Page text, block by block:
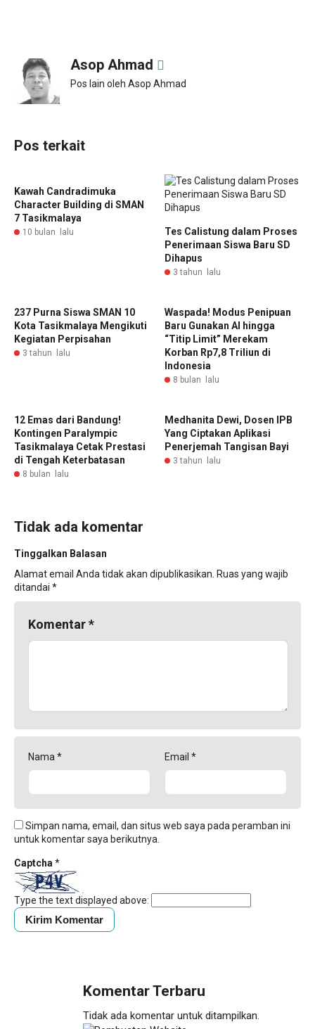
Asop Ahmad
Pos lain oleh Asop Ahmad
Pos terkait
Kawah Candradimuka
Character Building di SMAN
7 Tasikmalaya
10 bulan lalu
Tes Calistung dalam Proses
Penerimaan Siswa Baru SD
Dihapus
3 tahun lalu
237 Purna Siswa SMAN 10
Kota Tasikmalaya Mengikuti
Kegiatan Perpisahan
3 tahun lalu
Waspada! Modus Penipuan
Baru Gunakan AI hingga
“Titip Limit” Merekam
Korban Rp7,8 Triliun di
Indonesia
8 bulan lalu
12 Emas dari Bandung!
Kontingen Paralympic
Tasikmalaya Cetak Prestasi
di Tengah Keterbatasan
8 bulan lalu
Medhanita Dewi, Dosen IPB
Yang Ciptakan Aplikasi
Penerjemah Tangisan Bayi
3 tahun lalu
Tidak ada komentar
Tinggalkan Balasan
Alamat email Anda tidak akan dipublikasikan. Ruas yang wajib
ditandai *
Komentar*
Nama * Email *
Simpan nama, email, dan situs web saya pada peramban ini
untuk komentar saya berikutnya.
Captcha *
Type the text displayed above:
Komentar Terbaru
Tidak ada komentar untuk ditampilkan.